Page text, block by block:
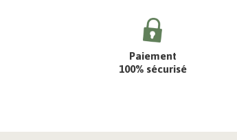
Paiement
100% sécurisé